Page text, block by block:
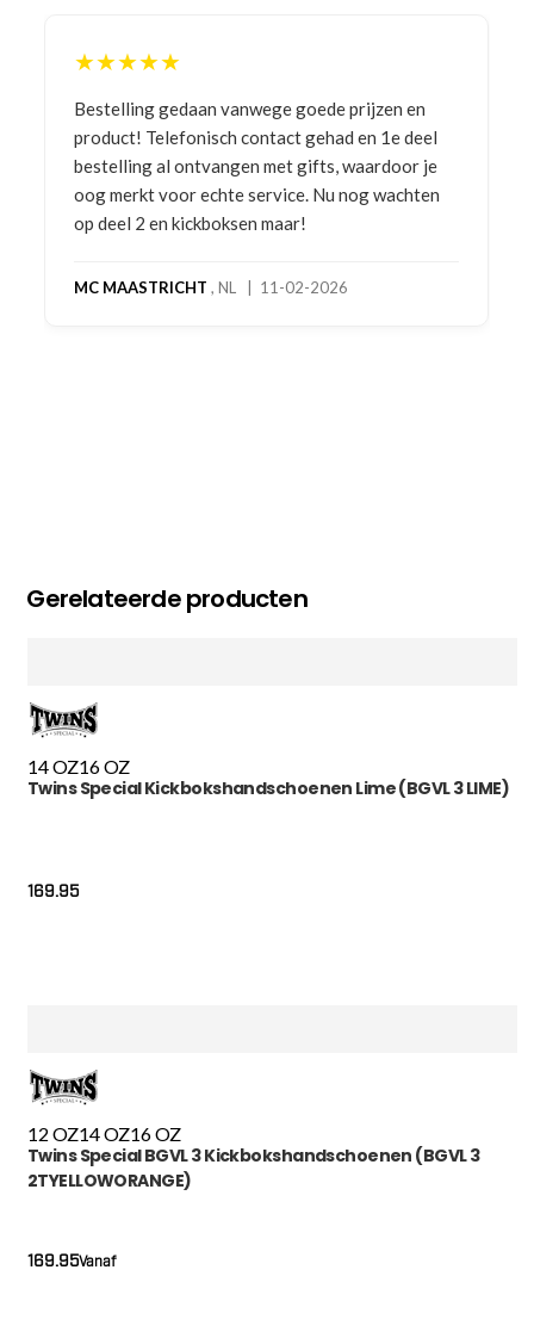
★★★★★
Bestelling gedaan vanwege goede prijzen en
product! Telefonisch contact gehad en 1e deel
bestelling al ontvangen met gifts, waardoor je
oog merkt voor echte service. Nu nog wachten
op deel 2 en kickboksen maar!
MC MAASTRICHT , NL | 11-02-2026
Gerelateerde producten
14 OZ16 OZ
Twins Special Kickbokshandschoenen Lime (BGVL 3 LIME)
169.95
12 OZ14 OZ16 OZ
Twins Special BGVL 3 Kickbokshandschoenen (BGVL 3
2TYELLOWORANGE)
Vanaf
169.95